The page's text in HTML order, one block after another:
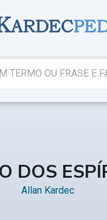
DOS
Allan Kardec